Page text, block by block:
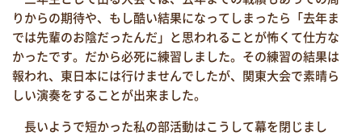
りからの期待や、もし酷い結果になってしまったら「去年ま
では先輩のお陰だったんだ」と思われることが怖くて仕方な
かったです。だから必死に練習しました。その練習の結果は
報われ、東日本には行けませんでしたが、関東大会で素晴ら
しい演奏をすることが出来ました。
長いようで短かった私の部活動はこうして幕を閉じまし